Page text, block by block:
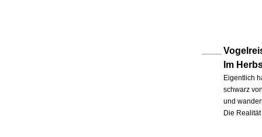
Im
Eigentlich
schwarz
und
Die